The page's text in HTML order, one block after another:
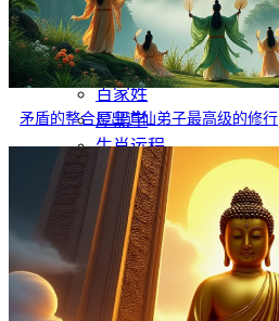
灵异故事
文学
哲学
百家姓
厚黑学
生肖运程
在线投稿
联系我们
矛盾的整合是出道仙弟子最高级的修行